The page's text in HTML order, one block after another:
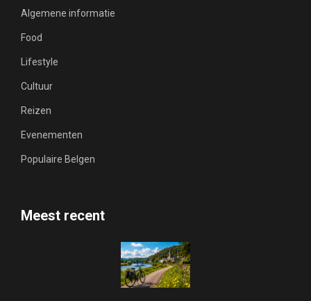
Algemene informatie
Food
Lifestyle
Cultuur
Reizen
Evenementen
Populaire Belgen
Meest recent